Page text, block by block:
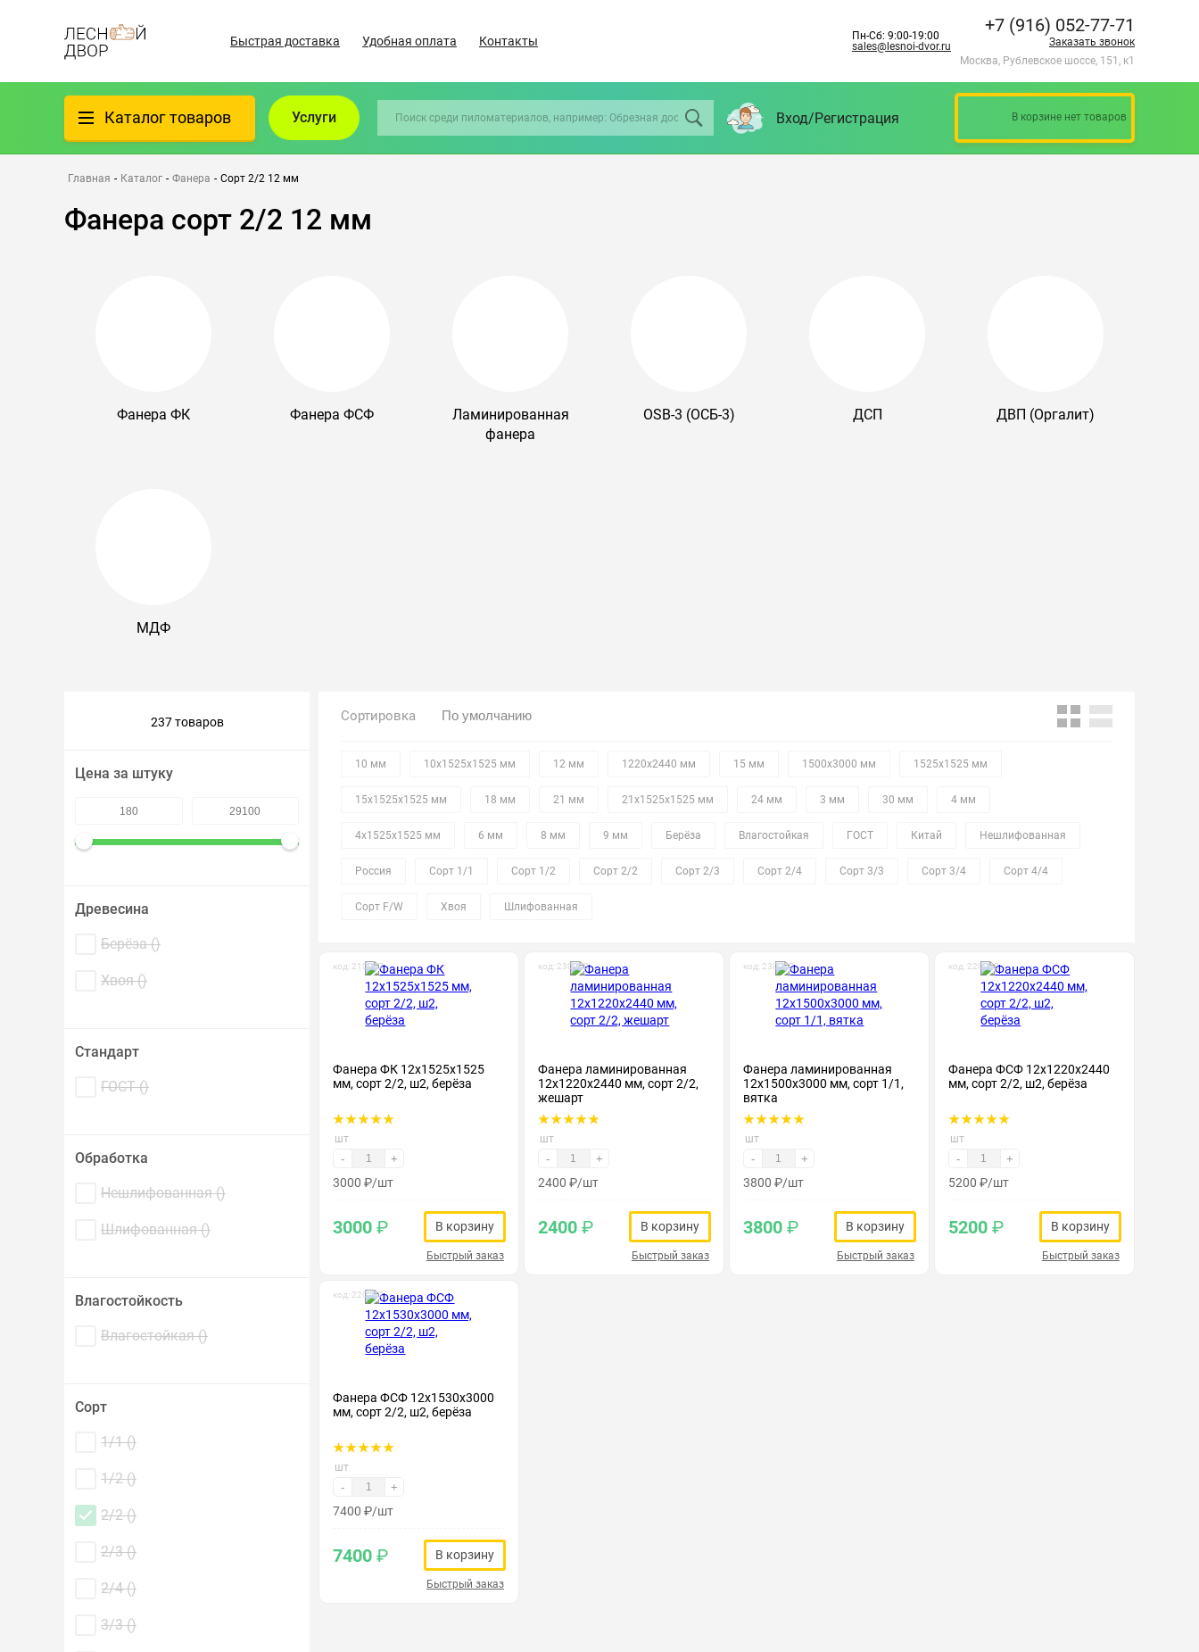
Быстрая доставка Удобная оплата Контакты
Пн-Сб: 9:00-19:00
sales@lesnoi-dvor.ru
+7 (916) 052-77-71
Заказать звонок
Москва, Рублевское шоссе, 151, к1
Каталог товаров
Фанера
Пиломатериалы
Крепеж и метизы
Услуги Вход/Регистрация В корзине нет товаров
Главная - Каталог - Фанера - Сорт 2/2 12 мм
Фанера сорт 2/2 12 мм
Фанера ФК Фанера ФСФ
Ламинированная
фанера
OSB-3 (ОСБ-3) ДСП ДВП (Оргалит)
МДФ
237 товаров
Цена за штуку
Древесина
Берёза ()
Хвоя ()
Стандарт
ГОСТ ()
Обработка
Нешлифованная ()
Шлифованная ()
Влагостойкость
Влагостойкая ()
Сорт
1/1 ()
1/2 ()
2/2 ()
2/3 ()
2/4 ()
3/3 ()
Сортировка
10 мм 10х1525х1525 мм 12 мм 1220х2440 мм 15 мм 1500х3000 мм 1525х1525 мм
15х1525х1525 мм 18 мм 21 мм 21х1525х1525 мм 24 мм 3 мм 30 мм 4 мм
4х1525х1525 мм 6 мм 8 мм 9 мм Берёза Влагостойкая ГОСТ Китай Нешлифованная
Россия Сорт 1/1 Сорт 1/2 Сорт 2/2 Сорт 2/3 Сорт 2/4 Сорт 3/3 Сорт 3/4 Сорт 4/4
Сорт F/W Хвоя Шлифованная
код: 210047
Фанера ФК 12х1525х1525
мм, сорт 2/2, ш2, берёза
шт
- +
3000 ₽/шт
3000 ₽ В корзину
Быстрый заказ
код: 230008
Фанера ламинированная
12х1220х2440 мм, сорт 2/2,
жешарт
шт
- +
2400 ₽/шт
2400₽ В корзину
Быстрый заказ
код: 230023
Фанера ламинированная
12х1500х3000 мм, сорт 1/1,
вятка
шт
- +
3800 ₽/шт
3800₽ В корзину
Быстрый заказ
код: 220048
Фанера ФСФ 12х1220х2440
мм, сорт 2/2, ш2, берёза
шт
- +
5200 ₽/шт
5200₽ В корзину
Быстрый заказ
код: 220117
Фанера ФСФ 12х1530х3000
мм, сорт 2/2, ш2, берёза
шт
- +
7400 ₽/шт
7400 ₽ В корзину
Быстрый заказ